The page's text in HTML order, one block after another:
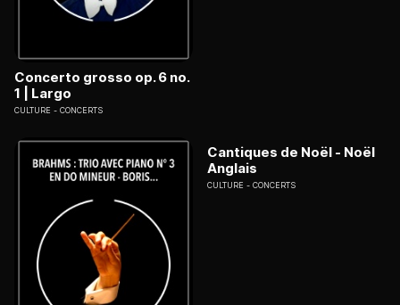
Concerto grosso op. 6 no.
1 | Largo
CULTURE CONCERTS
Cantiques de Noël - Noël
Anglais
CULTURE CONCERTS